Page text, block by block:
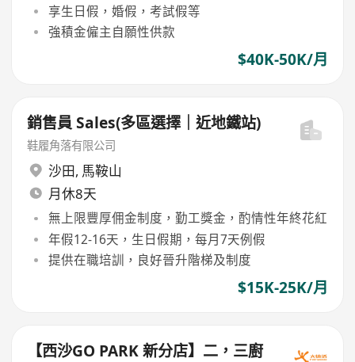
享生日假，婚假，考試假等
強積金僱主自願性供款
$40K-50K/月
銷售員 Sales(多區選擇｜近地鐵站)
鞋履角落有限公司
沙田, 馬鞍山
月休8天
無上限豐厚佣金制度，勤工獎金，酌情性年終花紅
年假12-16天，生日假期，每月7天例假
提供在職培訓，良好晉升階梯及制度
$15K-25K/月
【西沙GO PARK 新分店】二，三廚